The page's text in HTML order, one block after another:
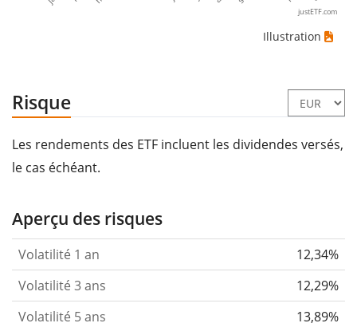
justETF.com
Illustration
Risque
Les rendements des ETF incluent les dividendes versés,
le cas échéant.
Aperçu des risques
Volatilité 1 an
12,34%
Volatilité 3 ans
12,29%
Volatilité 5 ans
13,89%